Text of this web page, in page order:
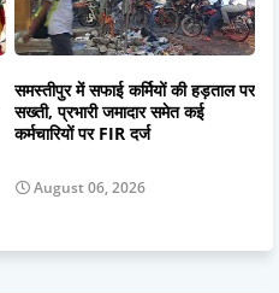
समस्तीपुर में सफाई कर्मियों की हड़ताल पर
सख्ती, प्रभारी जमादार समेत कई
कर्मचारियों पर FIR दर्ज
August 06, 2026